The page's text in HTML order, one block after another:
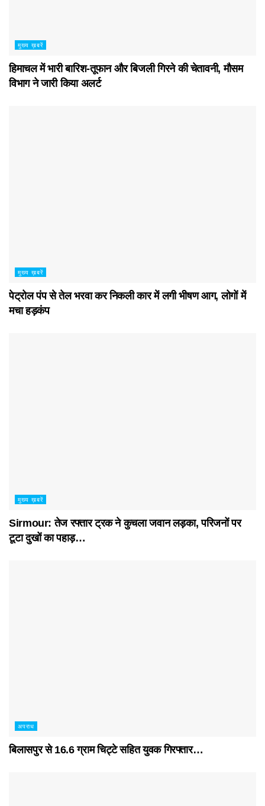
मुख्य ख़बरें
हिमाचल में भारी बारिश-तूफान और बिजली गिरने की चेतावनी, मौसम
विभाग ने जारी किया अलर्ट
मुख्य ख़बरें
पेट्रोल पंप से तेल भरवा कर निकली कार में लगी भीषण आग, लोगों में
मचा हड़कंप
मुख्य ख़बरें
Sirmour: तेज रफ्तार ट्रक ने कुचला जवान लड़का, परिजनों पर
टूटा दुखों का पहाड़…
अपराध
बिलासपुर से 16.6 ग्राम चिट्टे सहित युवक गिरफ्तार…